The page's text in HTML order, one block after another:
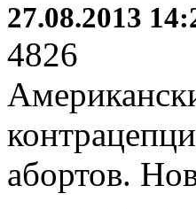
27.08.2013
4826
абортов.